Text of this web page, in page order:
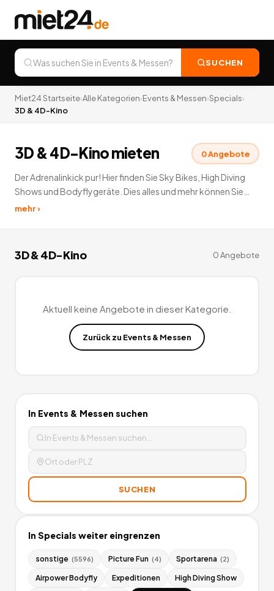
SUCHEN
Miet24 Startseite›Alle Kategorien›Events & Messen›Specials›
3D & 4D-Kino
3D & 4D-Kino mieten 0Angebote
Der Adrenalinkick pur! Hier finden Sie Sky Bikes, High Diving
Shows und Bodyflygeräte. Dies alles und mehr können Sie
unter Specials mieten. überwinden Sie die Angst und
mehr ›
3D & 4D-Kino 0Angebote
Aktuell keine Angebote in dieser Kategorie.
Zurück zu Events & Messen
In Events & Messen suchen
SUCHEN
In Specials weiter eingrenzen
sonstige (5596) Picture Fun (4) Sportarena (2)
Airpower Bodyfly Expeditionen High Diving Show